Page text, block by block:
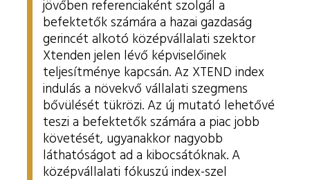
jövőben referenciaként szolgál a
befektetők számára a hazai gazdaság
gerincét alkotó középvállalati szektor
Xtenden jelen lévő képviselőinek
teljesítménye kapcsán. Az XTEND index
indulás a növekvő vállalati szegmens
bővülését tükrözi. Az új mutató lehetővé
teszi a befektetők számára a piac jobb
követését, ugyanakkor nagyobb
láthatóságot ad a kibocsátóknak. A
középvállalati fókuszú index-szel